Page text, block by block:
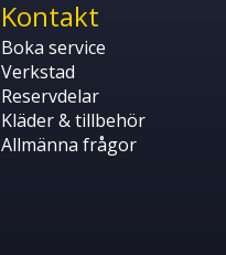
Kontakt
Boka service
Verkstad
Reservdelar
Kläder & tillbehör
Allmänna frågor